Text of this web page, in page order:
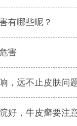
有哪些呢？
害
，远不止皮肤问
好，牛皮癣要注